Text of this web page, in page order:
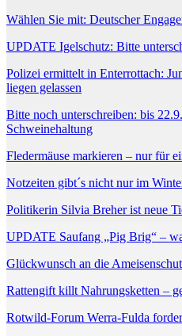
Wählen Sie mit: Deutscher
UPDATE Igelschutz: Bitte
Polizei ermittelt in Enterrottach:
liegen gelassen
Bitte noch unterschreiben: bis
Schweinehaltung
Fledermäuse markieren – nur für
Notzeiten gibt´s nicht nur im
Politikerin Silvia Breher ist neue
UPDATE Saufang „Pig Brig“ –
Glückwunsch an die
Rattengift killt Nahrungsketten –
Rotwild-Forum Werra-Fulda